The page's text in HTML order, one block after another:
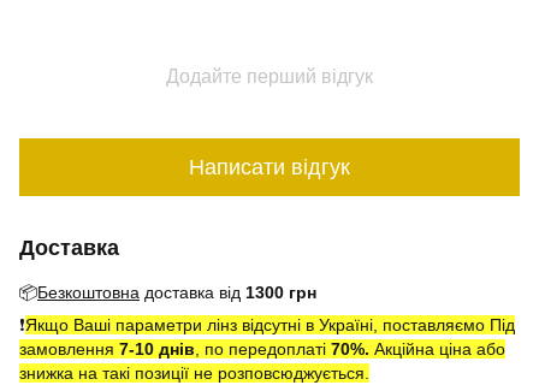
Додайте перший відгук
Написати відгук
Доставка
📦Безкоштовна доставка від 1300 грн
❗️Якщо Ваші параметри лінз відсутні в Україні, поставляємо Під
замовлення 7-10 днів, по передоплаті 70%. Акційна ціна або
знижка на такі позиції не розповсюджується.